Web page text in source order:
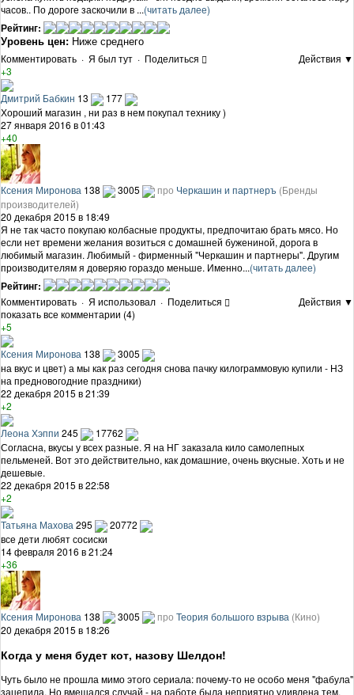
часов.. По дороге заскочили в ...(читать далее)
Рейтинг:
Уровень цен: Ниже среднего
Комментировать · Я был тут · Поделиться
Действия ▼
+3
Дмитрий Бабкин 13
177
Хороший магазин , ни раз в нем покупал технику )
27 января 2016 в 01:43
+40
Ксения Миронова 138 3005 про Черкашин и партнеръ (Бренды
производителей)
20 декабря 2015 в 18:49
Я не так часто покупаю колбасные продукты, предпочитаю брать мясо. Но
если нет времени желания возиться с домашней бужениной, дорога в
любимый магазин. Любимый - фирменный "Черкашин и партнеры". Другим
производителям я доверяю гораздо меньше. Именно...(читать далее)
Рейтинг:
Комментировать · Я использовал · Поделиться
Действия ▼
показать все комментарии (4)
+5
Ксения Миронова 138
3005
на вкус и цвет) а мы как раз сегодня снова пачку килограммовую купили - НЗ
на предновогодние праздники)
22 декабря 2015 в 21:39
+2
Леона Хэппи 245
17762
Согласна, вкусы у всех разные. Я на НГ заказала кило самолепных
пельменей. Вот это действительно, как домашние, очень вкусные. Хоть и не
дешевые.
22 декабря 2015 в 22:58
+2
Татьяна Махова 295
20772
все дети любят сосиски
14 февраля 2016 в 21:24
+36
Ксения Миронова 138 3005 про Теория большого взрыва (Кино)
20 декабря 2015 в 18:26
Когда у меня будет кот, назову Шелдон!
Чуть было не прошла мимо этого сериала: почему-то не особо меня "фабула"
зацепила. Но вмешался случай - на работе была неприятно удивлена тем,